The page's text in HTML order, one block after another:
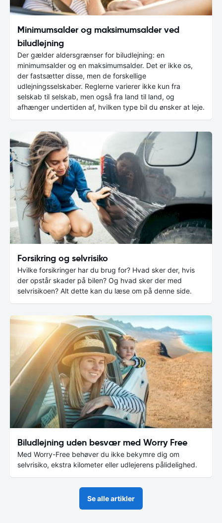
Minimumsalder og maksimumsalder ved
biludlejning
Der gælder aldersgrænser for biludlejning: en
minimumsalder og en maksimumsalder. Det er ikke os,
der fastsætter disse, men de forskellige
udlejningsselskaber. Reglerne varierer ikke kun fra
selskab til selskab, men også fra land til land, og
afhænger undertiden af, hvilken type bil du ønsker at leje.
Forsikring og selvrisiko
Hvilke forsikringer har du brug for? Hvad sker der, hvis
der opstår skader på bilen? Og hvad sker der med
selvrisikoen? Alt dette kan du læse om på denne side.
Biludlejning uden besvær med Worry Free
Med Worry-Free behøver du ikke bekymre dig om
selvrisiko, ekstra kilometer eller udlejerens pålidelighed.
Se alle artikler